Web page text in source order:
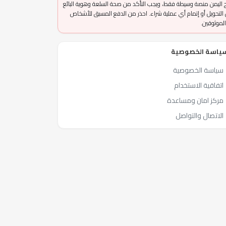
اليمن منصة وسيطة فقط، ويجب التأكد من صحة السلعة وهوية البائع
التحويل أو إتمام أي عملية شراء. احذر من الدفع المسبق للأشخاص
الخصوصية
سياسة الخصوصية
اتفاقية الاستخدام
مركز امان ومساعدة
الاتصال والتواصل